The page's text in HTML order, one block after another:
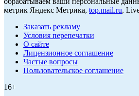
метрик Яндекс Метрика, top.mail.ru,
Заказать рекламу
Условия перепечатки
О сайте
Лицензионное соглашение
Частые вопросы
Пользовательское соглашение
16+